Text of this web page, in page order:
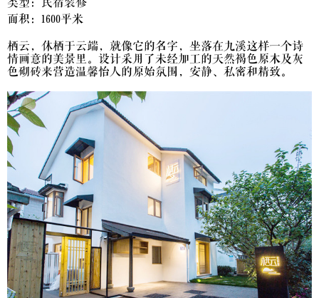
类型： 民宿装修
面积： 1600平米
栖云，休栖于云端，就像它的名字，坐落在九溪这样一个诗
情画意的美景里。设计采用了未经加工的天然褐色原木及灰
色砌砖来营造温馨怡人的原始氛围，安静、私密和精致。